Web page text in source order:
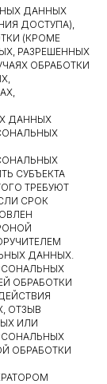
ДАННЫХ
ДОСТУПА),
(КРОМЕ
РАЗРЕШЕННЫХ
ОБРАБОТКИ
ДАННЫХ
СУБЪЕКТА
ТРЕБУЮТ
СРОК
ДАННЫХ.
ОБРАБОТКИ
ОТЗЫВ
ИЛИ
ОБРАБОТКИ